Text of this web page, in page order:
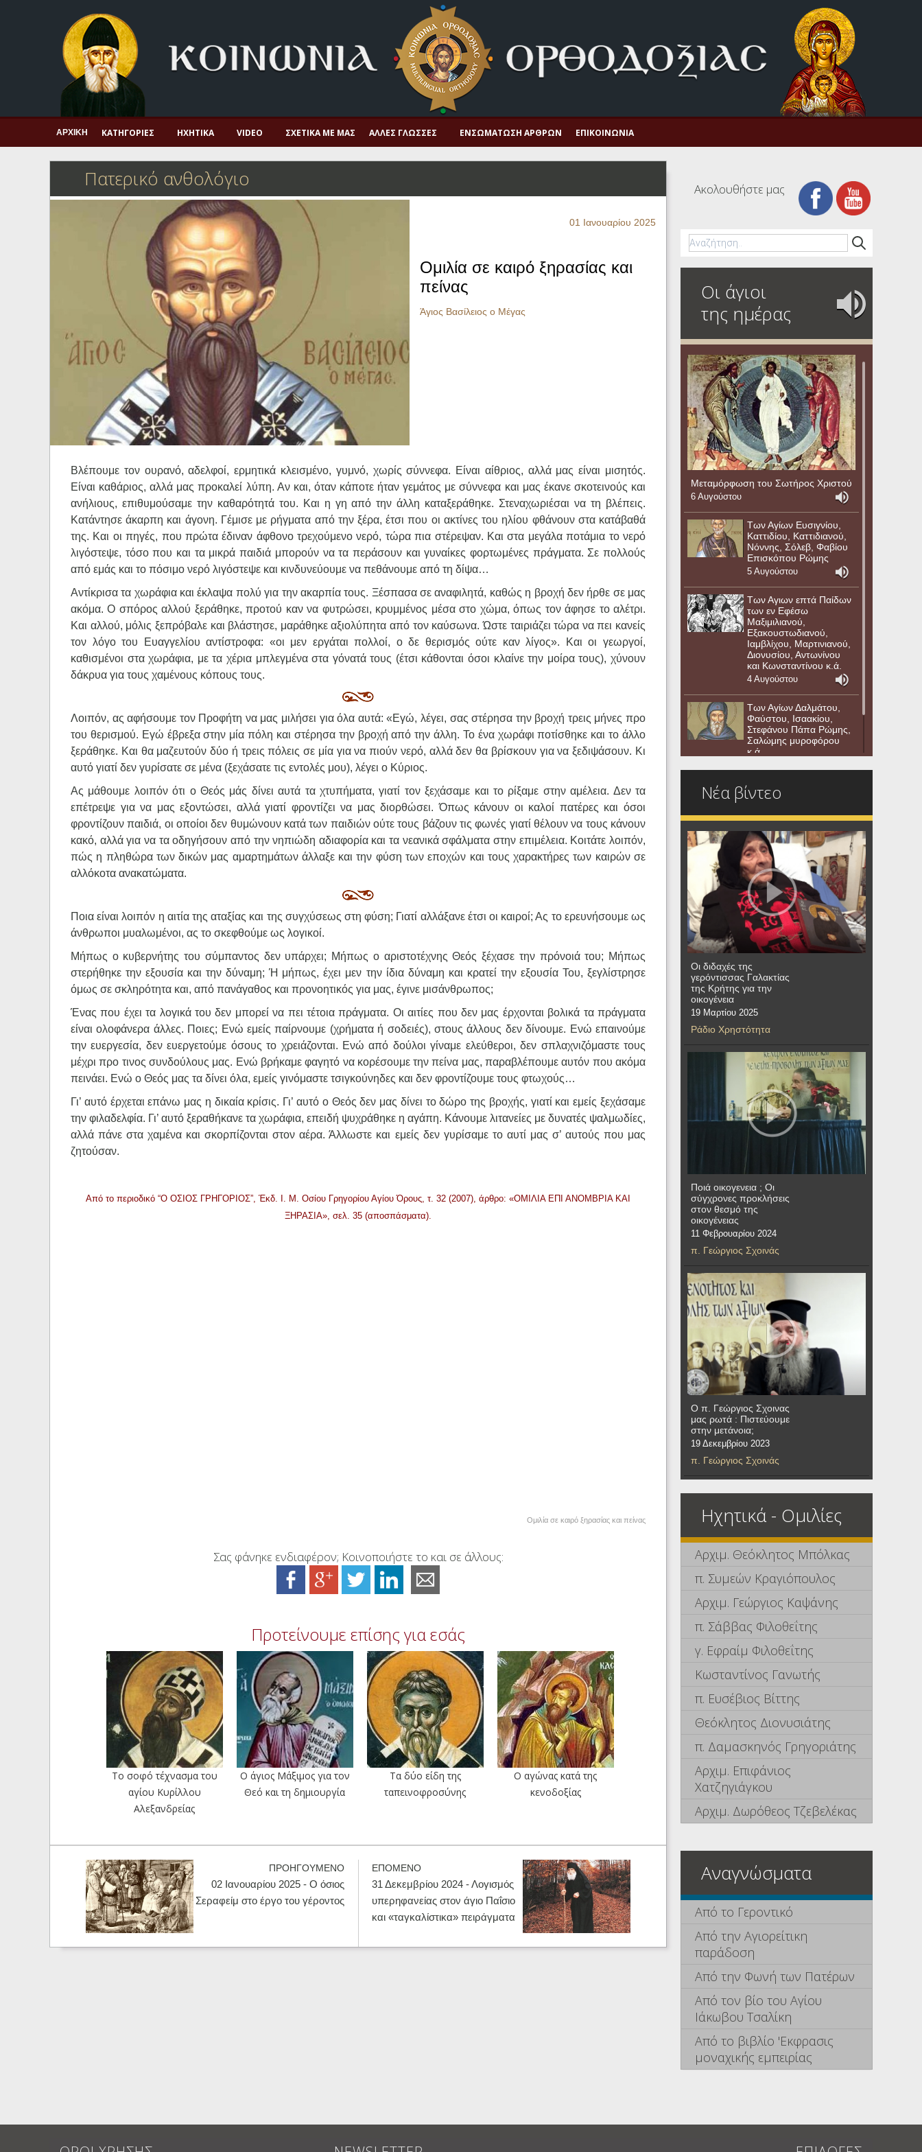
Πνευματική ζωή
Μαρτυρία και διδαχή
Λατρεία και προσευχή
Αγιολόγιο – Εορτολόγιο
Η πίστη στην εποχή μας
Ορθόδοξη οικογένεια
Ορθόδοξο προσκυνητάριο
Σκέψεις-προβληματισμοί
ΑΡΧΙΚΉ ΚΑΤΗΓΟΡΊΕΣ ΗΧΗΤΙΚΆ VIDEO ΣΧΕΤΙΚΆ ΜΕ ΜΑΣ ΆΛΛΕΣ ΓΛΏΣΣΕΣ ΕΝΣΩΜΆΤΩΣΗ ΆΡΘΡΩΝ ΕΠΙΚΟΙΝΩΝΊΑ
Πατερικό ανθολόγιο
01 Ιανουαρίου 2025
Ομιλία σε καιρό ξηρασίας και
πείνας
Άγιος Βασίλειος ο Μέγας
Βλέπουμε τον ουρανό, αδελφοί, ερμητικά κλεισμένο, γυμνό, χωρίς σύννεφα. Είναι αίθριος, αλλά μας είναι μισητός.
Είναι καθάριος, αλλά μας προκαλεί λύπη. Αν και, όταν κάποτε ήταν γεμάτος με σύννεφα και μας έκανε σκοτεινούς και
ανήλιους, επιθυμούσαμε την καθαρότητά του. Και η γη από την άλλη καταξεράθηκε. Στεναχωριέσαι να τη βλέπεις.
Κατάντησε άκαρπη και άγονη. Γέμισε με ρήγματα από την ξέρα, έτσι που οι ακτίνες του ηλίου φθάνουν στα κατάβαθά
της. Και οι πηγές, που πρώτα έδιναν άφθονο τρεχούμενο νερό, τώρα πια στέρεψαν. Και στα μεγάλα ποτάμια το νερό
λιγόστεψε, τόσο που και τα μικρά παιδιά μπορούν να τα περάσουν και γυναίκες φορτωμένες πράγματα. Σε πολλούς
από εμάς και το πόσιμο νερό λιγόστεψε και κινδυνεύουμε να πεθάνουμε από τη δίψα…
Αντίκρισα τα χωράφια και έκλαψα πολύ για την ακαρπία τους. Ξέσπασα σε αναφιλητά, καθώς η βροχή δεν ήρθε σε μας
ακόμα. Ο σπόρος αλλού ξεράθηκε, προτού καν να φυτρώσει, κρυμμένος μέσα στο χώμα, όπως τον άφησε το αλέτρι.
Και αλλού, μόλις ξεπρόβαλε και βλάστησε, μαράθηκε αξιολύπητα από τον καύσωνα. Ώστε ταιριάζει τώρα να πει κανείς
τον λόγο του Ευαγγελίου αντίστροφα: «οι μεν εργάται πολλοί, ο δε θερισμός ούτε καν λίγος». Και οι γεωργοί,
καθισμένοι στα χωράφια, με τα χέρια μπλεγμένα στα γόνατά τους (έτσι κάθονται όσοι κλαίνε την μοίρα τους), χύνουν
δάκρυα για τους χαμένους κόπους τους.
Λοιπόν, ας αφήσουμε τον Προφήτη να μας μιλήσει για όλα αυτά: «Εγώ, λέγει, σας στέρησα την βροχή τρεις μήνες προ
του θερισμού. Εγώ έβρεξα στην μία πόλη και στέρησα την βροχή από την άλλη. Το ένα χωράφι ποτίσθηκε και το άλλο
ξεράθηκε. Και θα μαζευτούν δύο ή τρεις πόλεις σε μία για να πιούν νερό, αλλά δεν θα βρίσκουν για να ξεδιψάσουν. Κι
αυτό γιατί δεν γυρίσατε σε μένα (ξεχάσατε τις εντολές μου), λέγει ο Κύριος.
Ας μάθουμε λοιπόν ότι ο Θεός μάς δίνει αυτά τα χτυπήματα, γιατί τον ξεχάσαμε και το ρίξαμε στην αμέλεια. Δεν τα
επέτρεψε για να μας εξοντώσει, αλλά γιατί φροντίζει να μας διορθώσει. Όπως κάνουν οι καλοί πατέρες και όσοι
φροντίζουν παιδιά, οι οποίοι δεν θυμώνουν κατά των παιδιών ούτε τους βάζουν τις φωνές γιατί θέλουν να τους κάνουν
κακό, αλλά για να τα οδηγήσουν από την νηπιώδη αδιαφορία και τα νεανικά σφάλματα στην επιμέλεια. Κοιτάτε λοιπόν,
πώς η πληθώρα των δικών μας αμαρτημάτων άλλαξε και την φύση των εποχών και τους χαρακτήρες των καιρών σε
αλλόκοτα ανακατώματα.
Ποια είναι λοιπόν η αιτία της αταξίας και της συγχύσεως στη φύση; Γιατί αλλάξανε έτσι οι καιροί; Ας το ερευνήσουμε ως
άνθρωποι μυαλωμένοι, ας το σκεφθούμε ως λογικοί.
Μήπως ο κυβερνήτης του σύμπαντος δεν υπάρχει; Μήπως ο αριστοτέχνης Θεός ξέχασε την πρόνοιά του; Μήπως
στερήθηκε την εξουσία και την δύναμη; Ή μήπως, έχει μεν την ίδια δύναμη και κρατεί την εξουσία Του, ξεγλίστρησε
όμως σε σκληρότητα και, από πανάγαθος και προνοητικός για μας, έγινε μισάνθρωπος;
Ένας που έχει τα λογικά του δεν μπορεί να πει τέτοια πράγματα. Οι αιτίες που δεν μας έρχονται βολικά τα πράγματα
είναι ολοφάνερα άλλες. Ποιες; Ενώ εμείς παίρνουμε (χρήματα ή σοδειές), στους άλλους δεν δίνουμε. Ενώ επαινούμε
την ευεργεσία, δεν ευεργετούμε όσους το χρειάζονται. Ενώ από δούλοι γίναμε ελεύθεροι, δεν σπλαχνιζόμαστε τους
μέχρι προ τινος συνδούλους μας. Ενώ βρήκαμε φαγητό να κορέσουμε την πείνα μας, παραβλέπουμε αυτόν που ακόμα
πεινάει. Ενώ ο Θεός μας τα δίνει όλα, εμείς γινόμαστε τσιγκούνηδες και δεν φροντίζουμε τους φτωχούς…
Γι’ αυτό έρχεται επάνω μας η δικαία κρίσις. Γι’ αυτό ο Θεός δεν μας δίνει το δώρο της βροχής, γιατί και εμείς ξεχάσαμε
την φιλαδελφία. Γι’ αυτό ξεραθήκανε τα χωράφια, επειδή ψυχράθηκε η αγάπη. Κάνουμε λιτανείες με δυνατές ψαλμωδίες,
αλλά πάνε στα χαμένα και σκορπίζονται στον αέρα. Άλλωστε και εμείς δεν γυρίσαμε το αυτί μας σ’ αυτούς που μας
ζητούσαν.
Από το περιοδικό “Ο ΟΣΙΟΣ ΓΡΗΓΟΡΙΟΣ”, Έκδ. Ι. Μ. Οσίου Γρηγορίου Αγίου Όρους, τ. 32 (2007), άρθρο: «ΟΜΙΛΙΑ ΕΠΙ ΑΝΟΜΒΡΙΑ ΚΑΙ
ΞΗΡΑΣΙΑ», σελ. 35 (αποσπάσματα).
Ομιλία σε καιρό ξηρασίας και πείνας
Σας φάνηκε ενδιαφέρον; Κοινοποιήστε το και σε άλλους:
Προτείνουμε επίσης για εσάς
Το σοφό τέχνασμα του
αγίου Κυρίλλου
Αλεξανδρείας
Ο άγιος Μάξιμος για τον
Θεό και τη δημιουργία
Τα δύο είδη της
ταπεινοφροσύνης
Ο αγώνας κατά της
κενοδοξίας
ΠΡΟΗΓΟΥΜΕΝΟ
02 Ιανουαρίου 2025 - Ο όσιος
Σεραφείμ στο έργο του γέροντος
ΕΠΟΜΕΝΟ
31 Δεκεμβρίου 2024 - Λογισμός
υπερηφανείας στον άγιο Παΐσιο
και «ταγκαλίστικα» πειράγματα
Ακολουθήστε μας
Οι άγιοι
της ημέρας
Μεταμόρφωση του Σωτήρος Χριστού
6 Αυγούστου
Των Αγίων Ευσιγνίου,
Καττιδίου, Καττιδιανού,
Νόννης, Σόλεβ, Φαβίου
Επισκόπου Ρώμης
5 Αυγούστου
Των Αγιων επτά Παίδων
των εν Εφέσω
Μαξιμιλιανού,
Εξακουστωδιανού,
Ιαμβλίχου, Μαρτινιανού,
Διονυσίου, Αντωνίνου
και Κωνσταντίνου κ.ά.
4 Αυγούστου
Των Αγίων Δαλμάτου,
Φαύστου, Ισαακίου,
Στεφάνου Πάπα Ρώμης,
Σαλώμης μυροφόρου
κ.ά.
Νέα βίντεο
Οι διδαχές της
γερόντισσας Γαλακτίας
της Κρήτης για την
οικογένεια
19 Μαρτίου 2025
Ράδιο Χρηστότητα
Ποιά οικογενεια ; Οι
σύγχρονες προκλήσεις
στον θεσμό της
οικογένειας
11 Φεβρουαρίου 2024
π. Γεώργιος Σχοινάς
Ο π. Γεώργιος Σχοινας
μας ρωτά : Πιστεύουμε
στην μετάνοια;
19 Δεκεμβρίου 2023
π. Γεώργιος Σχοινάς
Ηχητικά - Ομιλίες
Αρχιμ. Θεόκλητος Μπόλκας
π. Συμεών Κραγιόπουλος
Αρχιμ. Γεώργιος Καψάνης
π. Σάββας Φιλοθεΐτης
γ. Εφραίμ Φιλοθεΐτης
Κωσταντίνος Γανωτής
π. Ευσέβιος Βίττης
Θεόκλητος Διονυσιάτης
π. Δαμασκηνός Γρηγοριάτης
Αρχιμ. Επιφάνιος
Χατζηγιάγκου
Αρχιμ. Δωρόθεος Τζεβελέκας
Αναγνώσματα
Από το Γεροντικό
Από την Αγιορείτικη
παράδοση
Από την Φωνή των Πατέρων
Από τον βίο του Αγίου
Ιάκωβου Τσαλίκη
Από το βιβλίο 'Εκφρασις
μοναχικής εμπειρίας